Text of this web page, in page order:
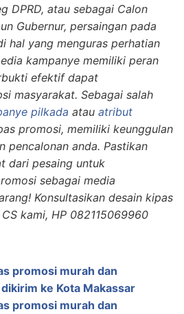
DPRD, atau sebagai Calon
Gubernur, persaingan pada
hal yang menguras perhatian
kampanye memiliki peran
efektif dapat
masyarakat. Sebagai salah
pilkada atau atribut
promosi, memiliki keunggulan
pencalonan anda. Pastikan
dari pesaing untuk
sebagai media
Konsultasikan desain kipas
kami, HP 082115069960
promosi murah dan
ke Kota Makassar
promosi murah dan